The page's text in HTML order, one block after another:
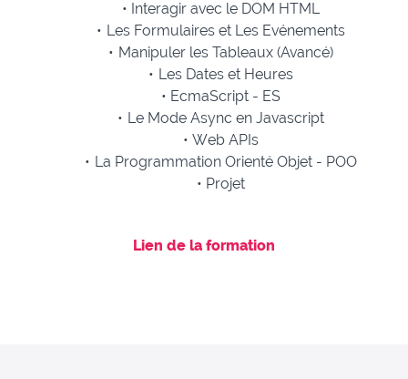
Interagir avec le DOM HTML
Les Formulaires et Les Evénements
Manipuler les Tableaux (Avancé)
Les Dates et Heures
EcmaScript - ES
Le Mode Async en Javascript
Web APIs
La Programmation Orienté Objet - POO
Projet
Lien de la formation